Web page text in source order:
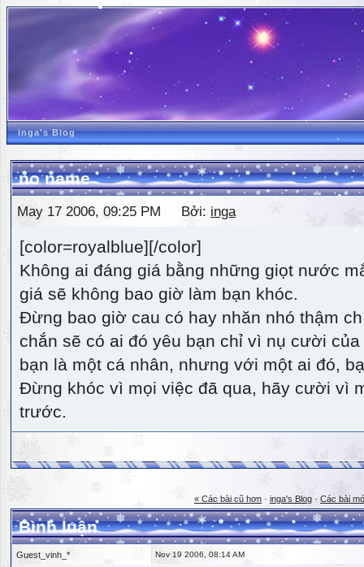
inga's Blog
no name
May 17 2006, 09:25 PM Bởi: inga
[color=royalblue][/color]
Không ai đáng giá bằng những giọt nước
giá sẽ không bao giờ làm bạn khóc.
Đừng bao giờ cau có hay nhăn nhó thậm
chắn sẽ có ai đó yêu bạn chỉ vì nụ cười
bạn là một cá nhân, nhưng với một ai đó,
Đừng khóc vì mọi việc đã qua, hãy cười vì
trước.
« Các bài cũ hơn · inga's Blog · Các bài
Bình luận
Guest_vinh_* Nov 19 2006, 08:14 AM